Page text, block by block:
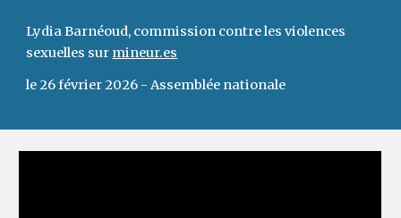
Lydia Barnéoud, commission contre les violences
sexuelles sur mineur.es
le 26 février 2026 - Assemblée nationale